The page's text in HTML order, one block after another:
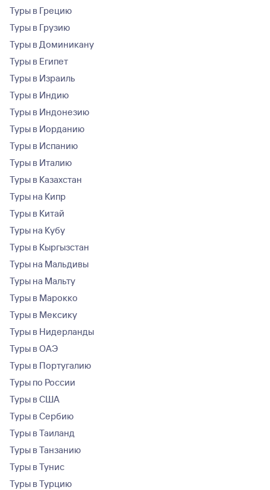
Туры в Грецию
Туры в Грузию
Туры в Доминикану
Туры в Египет
Туры в Израиль
Туры в Индию
Туры в Индонезию
Туры в Иорданию
Туры в Испанию
Туры в Италию
Туры в Казахстан
Туры на Кипр
Туры в Китай
Туры на Кубу
Туры в Кыргызстан
Туры на Мальдивы
Туры на Мальту
Туры в Марокко
Туры в Мексику
Туры в Нидерланды
Туры в ОАЭ
Туры в Португалию
Туры по России
Туры в США
Туры в Сербию
Туры в Таиланд
Туры в Танзанию
Туры в Тунис
Туры в Турцию